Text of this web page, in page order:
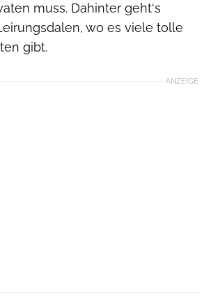
muss. Dahinter geht‘s
wo es viele tolle
gibt.
ANZEIGE